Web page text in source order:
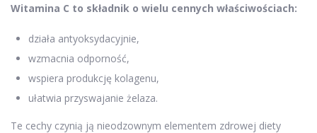
Witamina C to składnik o wielu cennych właściwościach:
działa antyoksydacyjnie,
wzmacnia odporność,
wspiera produkcję kolagenu,
ułatwia przyswajanie żelaza.
Te cechy czynią ją nieodzownym elementem zdrowej diety